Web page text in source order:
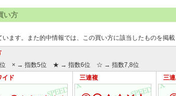
い方
ます。また的中情報では、この買い方に該当したものを掲載
× → 指数5位 ★ → 指数6位 ☆ → 指数7,8位
イド 三連複 三